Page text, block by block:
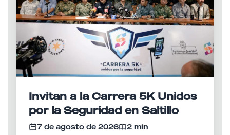
Invitan a la Carrera 5K Unidos
por la Seguridad en Saltillo
7 de agosto de 2026
2 min